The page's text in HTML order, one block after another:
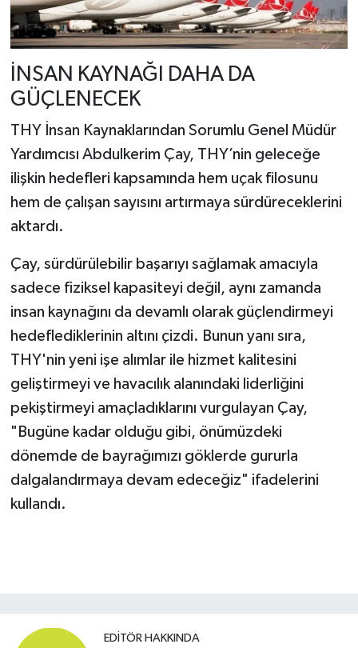
İNSAN KAYNAĞI DAHA DA
GÜÇLENECEK
THY İnsan Kaynaklarından Sorumlu Genel Müdür
Yardımcısı Abdulkerim Çay, THY’nin geleceğe
ilişkin hedefleri kapsamında hem uçak filosunu
hem de çalışan sayısını artırmaya sürdüreceklerini
aktardı.
Çay, sürdürülebilir başarıyı sağlamak amacıyla
sadece fiziksel kapasiteyi değil, aynı zamanda
insan kaynağını da devamlı olarak güçlendirmeyi
hedeflediklerinin altını çizdi. Bunun yanı sıra,
THY'nin yeni işe alımlar ile hizmet kalitesini
geliştirmeyi ve havacılık alanındaki liderliğini
pekiştirmeyi amaçladıklarını vurgulayan Çay,
"Bugüne kadar olduğu gibi, önümüzdeki
dönemde de bayrağımızı göklerde gururla
dalgalandırmaya devam edeceğiz" ifadelerini
kullandı.
EDITÖR HAKKINDA